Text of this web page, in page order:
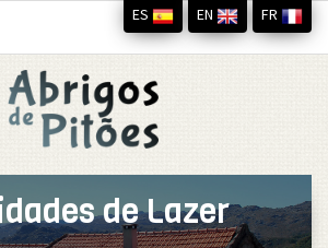
ES EN FR
de Lazer